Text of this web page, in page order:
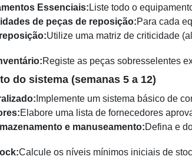
Essenciais: Liste todo o
de peças de reposição:Para cada
Utilize uma matriz de criticidade
Registe as peças sobresselentes
do sistema (semanas 5 a 12)
Implemente um sistema básico de
Elabore uma lista de fornecedores
e manuseamento:Defina e
Calcule os níveis mínimos iniciais de